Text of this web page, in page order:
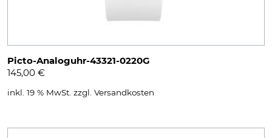
Picto-Analoguhr-43321-0220G
145,00 €
inkl. 19 % MwSt. zzgl. Versandkosten